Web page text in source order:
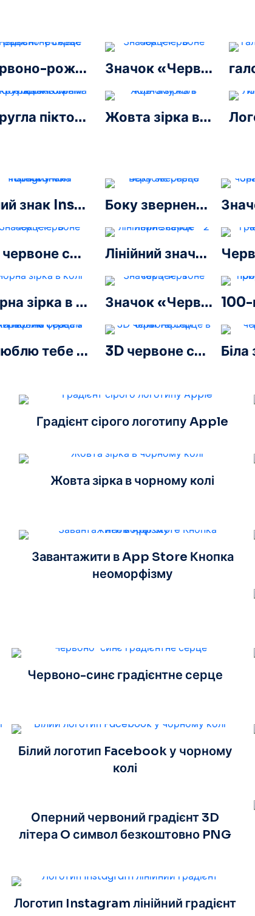
Червоно-рожеве градієнтне серце Значок «Червоне серце» – 3
Округла піктограма Facebook із синім градієнтом Жовта зірка в чорному колі
Білий знак Instagram на чорному колі Боку звернено червоне серце
3D червоне серце Лінійний значок «Чорне серце» – 2
Чорна зірка в колі Значок «Червоне серце» – 1
Я люблю тебе – кліпартна фраза з червоним серцем 3D червоне серце в білій тарілці
Градієнт сірого логотипу Apple
Жовта зірка в чорному колі
Завантажити в App Store Кнопка
неоморфізму
Червоно-синє градієнтне серце
Білий логотип Facebook у чорному
колі
Оперний червоний градієнт 3D
літера O символ безкоштовно PNG
Логотип Instagram лінійний градієнт